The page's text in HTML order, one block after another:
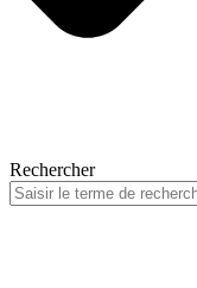
Rechercher